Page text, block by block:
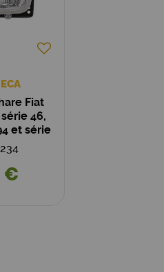
Fiat
46,
et série
€